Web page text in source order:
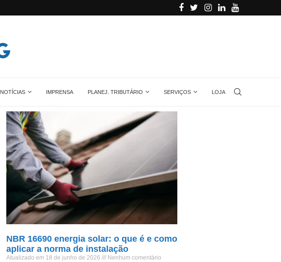
Aprenda quanta energia gera uma placa
NOTÍCIAS IMPRENSA PLANEJ. TRIBUTÁRIO SERVIÇOS LOJA
NBR 16690 energia solar: o que é e como
aplicar a norma de instalação
Atualizado em 18 de junho de 2026 Nenhum comentário